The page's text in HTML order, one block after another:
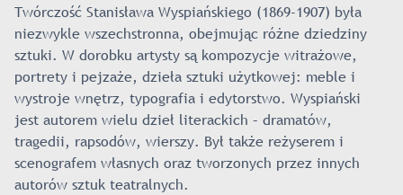
Twórczość Stanisława Wyspiańskiego (1869-1907) była
niezwykle wszechstronna, obejmując różne dziedziny
sztuki. W dorobku artysty są kompozycje witrażowe,
portrety i pejzaże, dzieła sztuki użytkowej: meble i
wystroje wnętrz, typografia i edytorstwo. Wyspiański
jest autorem wielu dzieł literackich – dramatów,
tragedii, rapsodów, wierszy. Był także reżyserem i
scenografem własnych oraz tworzonych przez innych
autorów sztuk teatralnych.